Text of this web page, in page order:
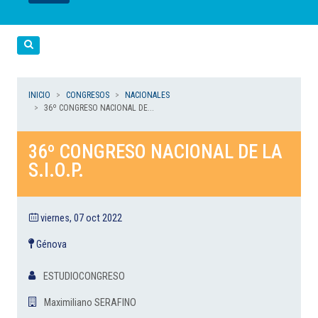
LEER
LEER
LEER
LEER
LEER
INICIO CONGRESOS
NACIONALES
36º CONGRESO NACIONAL DE...
36º CONGRESO NACIONAL DE LA
S.I.O.P.
viernes, 07 oct 2022
Génova
ESTUDIOCONGRESO
Maximiliano SERAFINO